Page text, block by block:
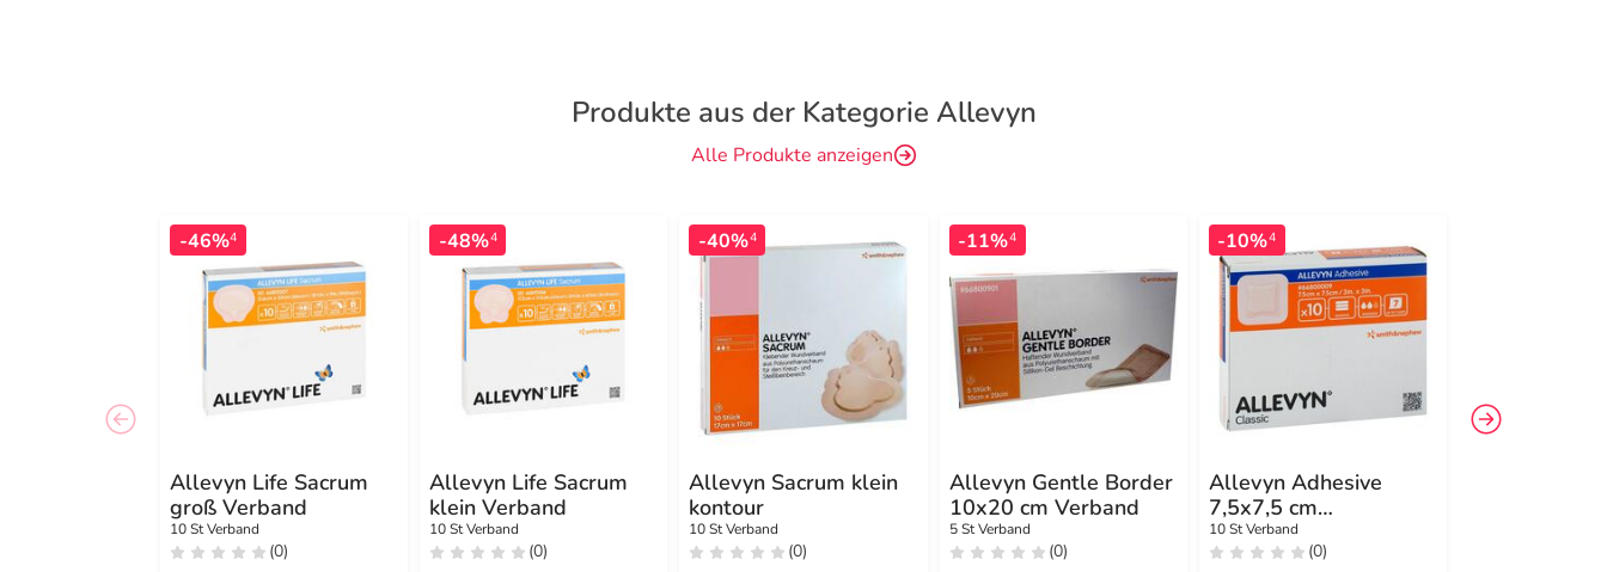
Produkte aus der Kategorie Allevyn
Alle Produkte anzeigen
-46%4
Allevyn Life Sacrum
groß Verband
10 St Verband
(0)
-48%4
Allevyn Life Sacrum
klein Verband
10 St Verband
(0)
-40%4
Allevyn Sacrum klein
kontour
10 St Verband
(0)
-11%4
Allevyn Gentle Border
10x20 cm Verband
5 St Verband
(0)
-10%4
Allevyn Adhesive
7,5x7,5 cm
hydrozell.Verband
10 St Verband
(0)